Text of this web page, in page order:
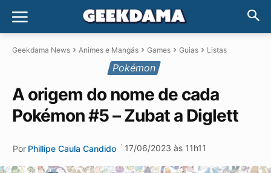
Geekdama News Animes e Mangás Games Guias Listas
Pokémon
A origem do nome de cada
Pokémon #5 – Zubat a Diglett
Por Phillipe Caula Candido · 17/06/2023 às 11h11